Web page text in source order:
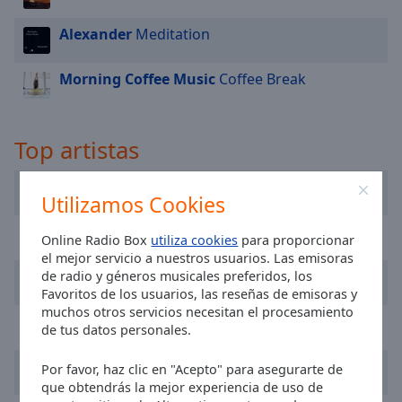
Utilizamos Cookies
Online Radio Box utiliza cookies para proporcionar
el mejor servicio a nuestros usuarios. Las emisoras
de radio y géneros musicales preferidos, los
Favoritos de los usuarios, las reseñas de emisoras y
muchos otros servicios necesitan el procesamiento
de tus datos personales.
Por favor, haz clic en "Acepto" para asegurarte de
que obtendrás la mejor experiencia de uso de
and
close
window.
Color
Opacity
Background
Opacity
Caption
Alexander Meditation
Morning Coffee Music Coffee Break
Top artistas
CRAonFleek
Chill Out
T.S.O.
Steve Siu